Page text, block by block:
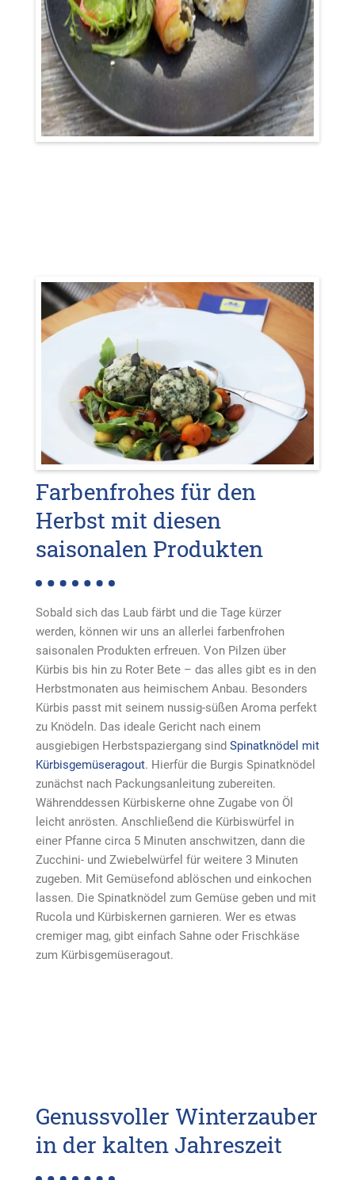
Farbenfrohes für den
Herbst mit diesen
saisonalen Produkten
Sobald sich das Laub färbt und die Tage kürzer
werden, können wir uns an allerlei farbenfrohen
saisonalen Produkten erfreuen. Von Pilzen über
Kürbis bis hin zu Roter Bete – das alles gibt es in den
Herbstmonaten aus heimischem Anbau. Besonders
Kürbis passt mit seinem nussig-süßen Aroma perfekt
zu Knödeln. Das ideale Gericht nach einem
ausgiebigen Herbstspaziergang sind Spinatknödel mit
Kürbisgemüseragout. Hierfür die Burgis Spinatknödel
zunächst nach Packungsanleitung zubereiten.
Währenddessen Kürbiskerne ohne Zugabe von Öl
leicht anrösten. Anschließend die Kürbiswürfel in
einer Pfanne circa 5 Minuten anschwitzen, dann die
Zucchini- und Zwiebelwürfel für weitere 3 Minuten
zugeben. Mit Gemüsefond ablöschen und einkochen
lassen. Die Spinatknödel zum Gemüse geben und mit
Rucola und Kürbiskernen garnieren. Wer es etwas
cremiger mag, gibt einfach Sahne oder Frischkäse
zum Kürbisgemüseragout.
Genussvoller Winterzauber
in der kalten Jahreszeit